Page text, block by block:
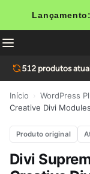
512 produtos
Início WordPress
Creative Divi Modules
Produto original
Divi